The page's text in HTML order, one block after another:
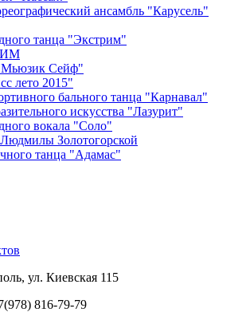
ансамбль "Карусель"
танца "Экстрим"
Сейф"
лето 2015"
бального танца "Карнавал"
искусства "Лазурит"
вокала "Соло"
Золотогорской
танца "Адамас"
ул. Киевская 115
816-79-79